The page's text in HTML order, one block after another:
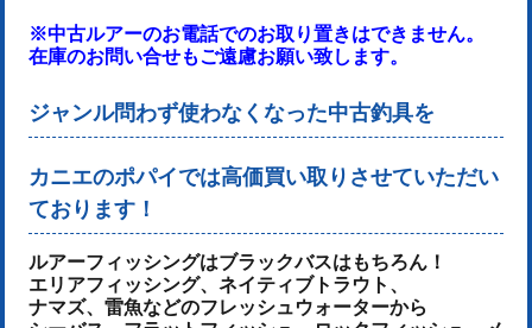
※中古ルアーのお電話でのお取り置きはできません。
在庫のお問い合せもご遠慮お願い致します。
ジャンル問わず使わなくなった中古釣具を
カニエのポパイでは高価買い取りさせていただい
ております！
ルアーフィッシングはブラックバスはもちろん！
エリアフィッシング、ネイティブトラウト、
ナマズ、雷魚などのフレッシュウォーターから